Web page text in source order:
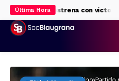
Última Hora
Barça se estrena con victoria